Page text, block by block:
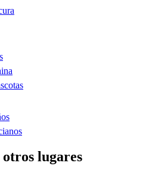
otros lugares